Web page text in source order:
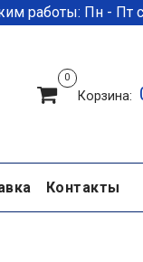
работы: Пн - Пт
0
Корзина:
Контакты